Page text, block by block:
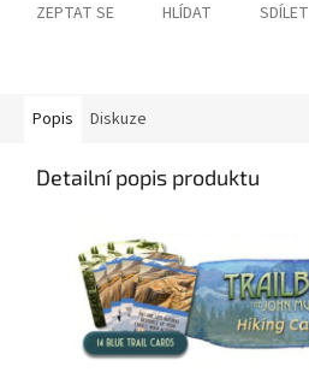
ZEPTAT SE HLÍDAT SDÍLET
Popis Diskuze
Detailní popis produktu